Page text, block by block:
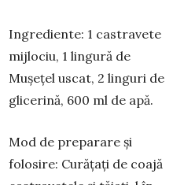
Ingrediente: 1 castravete
mij­lo­ciu, 1 lingură de
Mușețel uscat, 2 lin­guri de
glicerină, 600 ml de apă.
Mod de preparare și
folosire: Cu­­rățați de coajă